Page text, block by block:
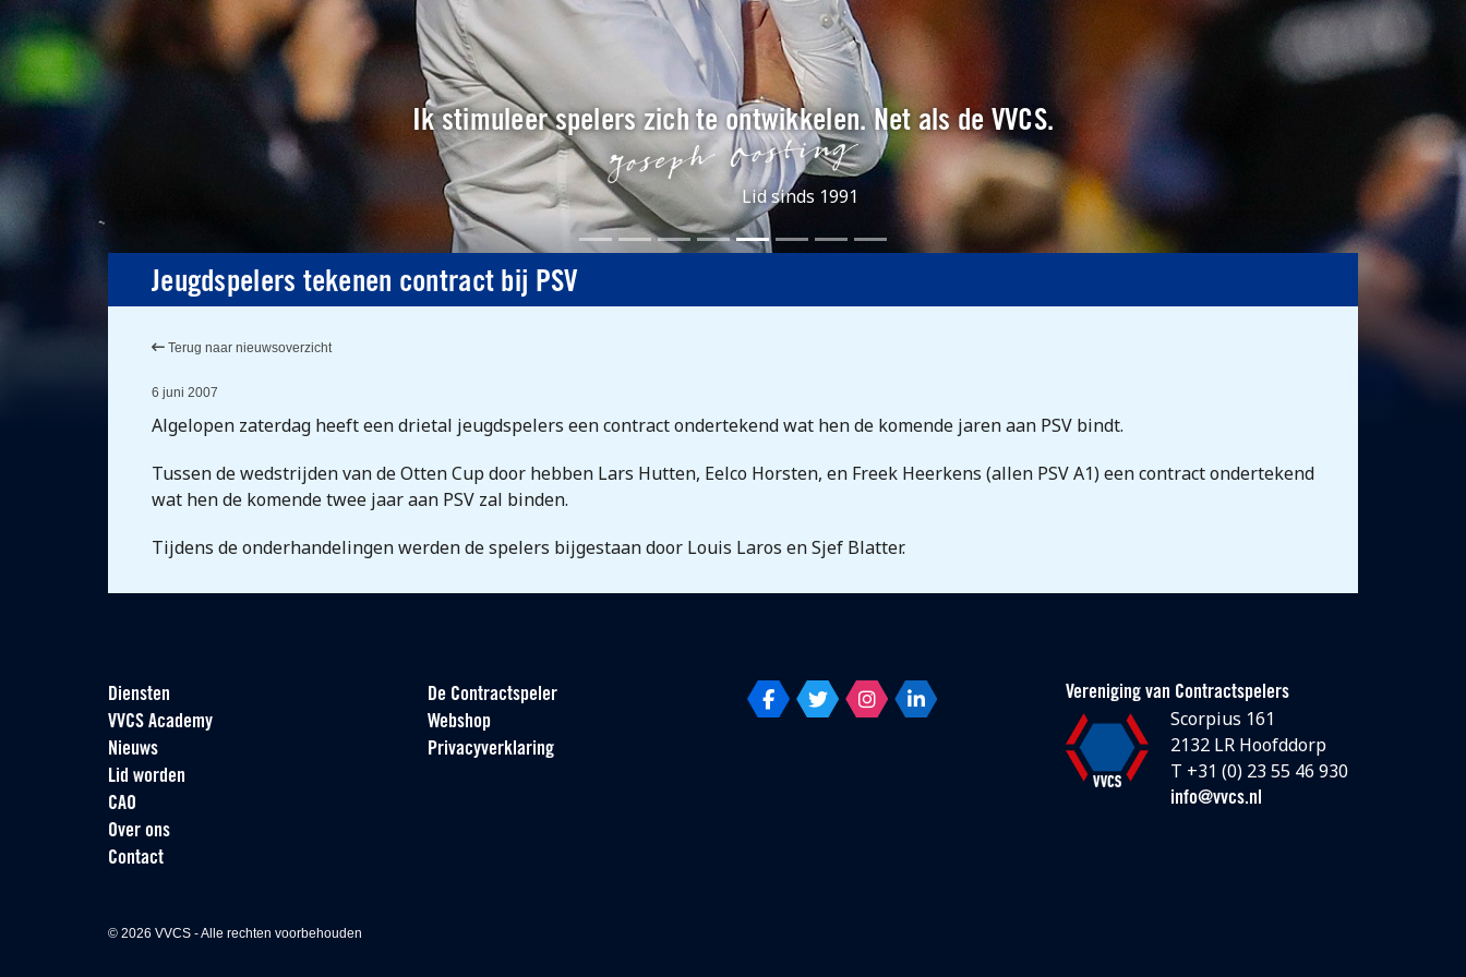
Ik stimuleer spelers zich te ontwikkelen. Net als de VVCS.
Lid sinds 1991
Jeugdspelers tekenen contract bij PSV
Terug naar nieuwsoverzicht
6 juni 2007
Algelopen zaterdag heeft een drietal jeugdspelers een contract ondertekend wat hen de komende jaren aan PSV bindt.
Tussen de wedstrijden van de Otten Cup door hebben Lars Hutten, Eelco Horsten, en Freek Heerkens (allen PSV A1) een contract ondertekend
wat hen de komende twee jaar aan PSV zal binden.
Tijdens de onderhandelingen werden de spelers bijgestaan door Louis Laros en Sjef Blatter.
Diensten
VVCS Academy
Nieuws
Lid worden
CAO
Over ons
Contact
De Contractspeler
Webshop
Privacyverklaring
Vereniging van Contractspelers
Scorpius 161
2132 LR Hoofddorp
T +31 (0) 23 55 46 930
info@vvcs.nl
© 2026 VVCS - Alle rechten voorbehouden